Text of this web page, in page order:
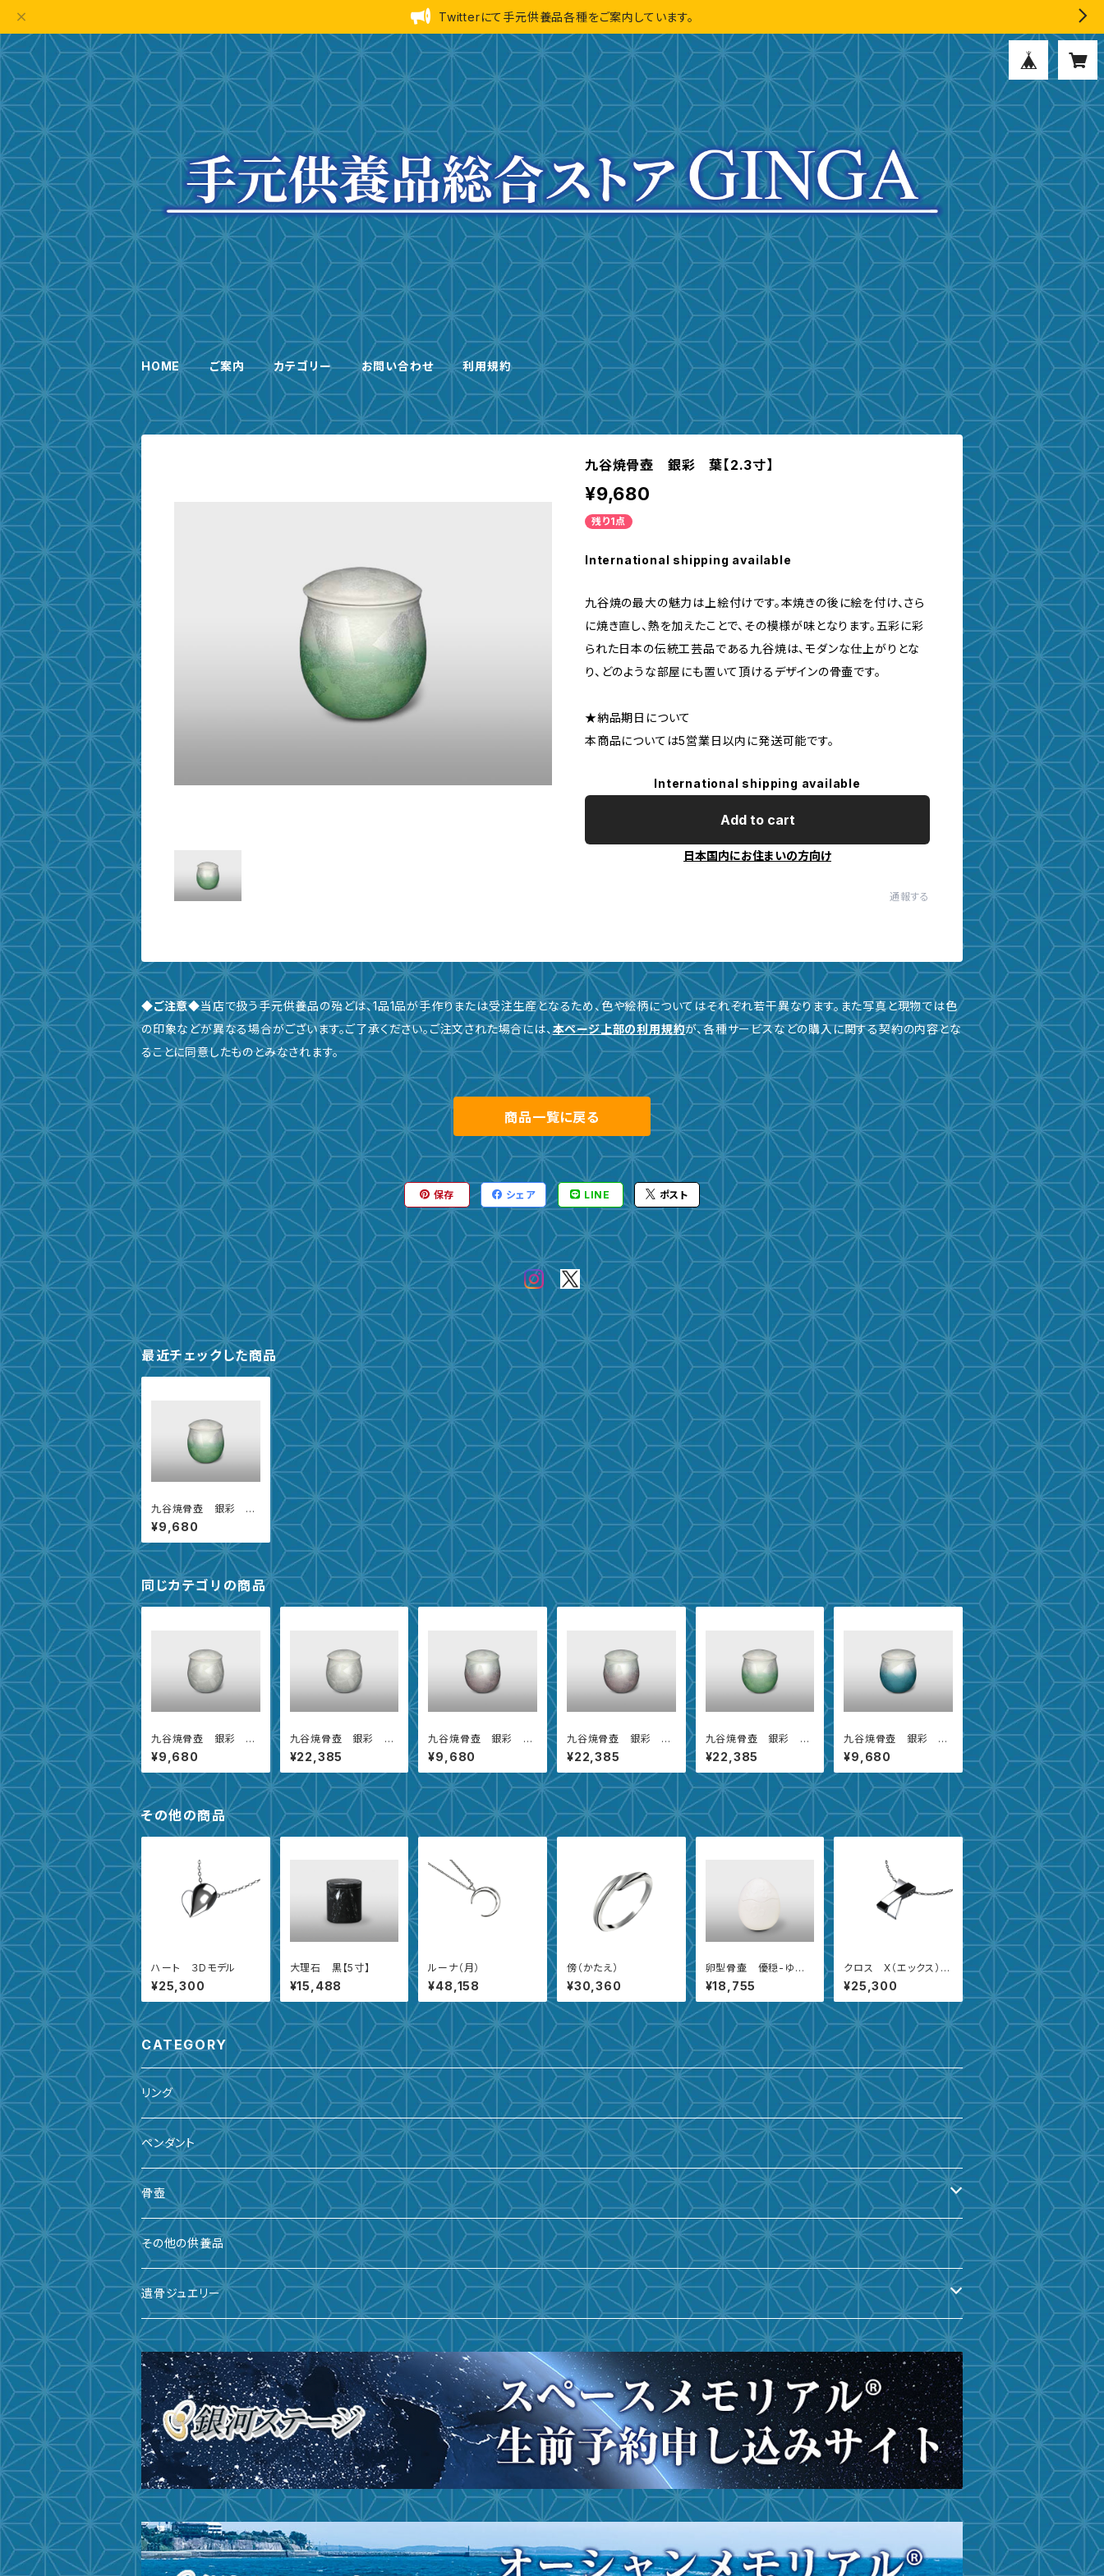
Twitterにて手元供養品各種をご案内しています。
HOME ご案内 カテゴリー お問い合わせ 利用規約
九谷焼骨壺 銀彩 葉【2.3寸】
¥9,680
残り1点
International shipping available
九谷焼の最大の魅力は上絵付けです。本焼きの後に絵を付け、さら
に焼き直し、熱を加えたことで、その模様が味となります。五彩に彩
られた日本の伝統工芸品である九谷焼は、モダンな仕上がりとな
り、どのような部屋にも置いて頂けるデザインの骨壷です。
★納品期日について
本商品については5営業日以内に発送可能です。
International shipping available
Add to cart
日本国内にお住まいの方向け
通報する
◆ご注意◆当店で扱う手元供養品の殆どは、1品1品が手作りまたは受注生産となるため、色や絵柄についてはそれぞれ若干異なります。また写真と現物では色
の印象などが異なる場合がございます。ご了承ください。ご注文された場合には、本ページ上部の利用規約が、各種サービスなどの購入に関する契約の内容とな
ることに同意したものとみなされます。
商品一覧に戻る
保存 シェア LINE ポスト
最近チェックした商品
九谷焼骨壺 銀彩 葉
【2.3寸】
¥9,680
同じカテゴリの商品
九谷焼骨壺 銀彩 雪
【2.3寸】
¥9,680
九谷焼骨壺 銀彩 雪
【5寸】
¥22,385
九谷焼骨壺 銀彩 花
【2.3寸】
¥9,680
九谷焼骨壺 銀彩 花
【5寸】
¥22,385
九谷焼骨壺 銀彩 葉
【5寸】
¥22,385
九谷焼骨壺 銀彩 樹
【2.3寸】
¥9,680
その他の商品
ハート ３Dモデル
¥25,300
大理石 黒【5寸】
¥15,488
ルーナ（月）
¥48,158
傍（かたえ）
¥30,360
卵型骨壷 優穏-ゆの
ん- 中
¥18,755
クロス X（エックス）モ
デル
¥25,300
CATEGORY
リング
ペンダント
骨壺
備前焼
九谷焼
有田焼
瀬戸焼
ガラス
その他
サイズ
その他の供養品
遺骨ジュエリー
遺骨ダイヤ
台座・リング
台座・ネックレス
台座・ピアス